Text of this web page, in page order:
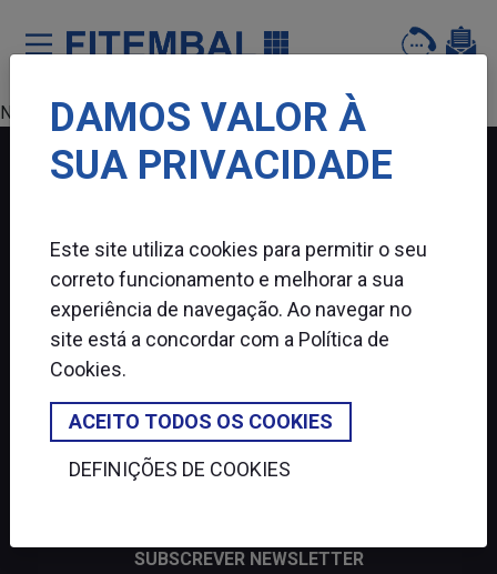
Saltar para o conteï¿½do principal da pï¿½gina
Nenhum produto encontrado.
SIGA-NOS
SUBSCREVER NEWSLETTER
DAMOS VALOR À
SUA PRIVACIDADE
Este site utiliza cookies para permitir o seu
correto funcionamento e melhorar a sua
experiência de navegação. Ao navegar no
site está a concordar com a Política de
Cookies.
ACEITO TODOS OS COOKIES
DEFINIÇÕES DE COOKIES